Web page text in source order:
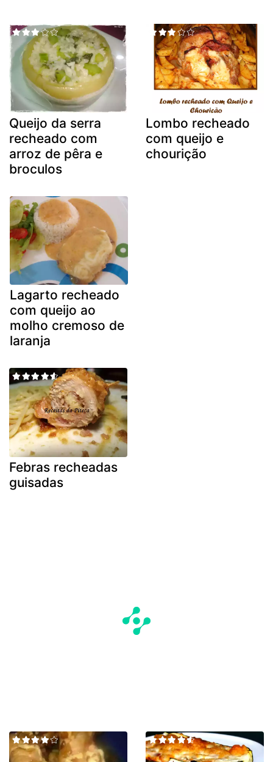
Queijo da serra
recheado com
arroz de pêra e
broculos
Lombo recheado
com queijo e
chourição
Lagarto recheado
com queijo ao
molho cremoso de
laranja
Febras recheadas
guisadas